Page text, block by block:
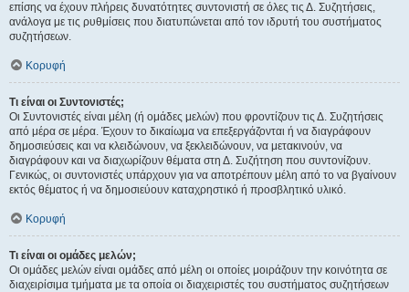
επίσης να έχουν πλήρεις δυνατότητες συντονιστή σε όλες τις Δ. Συζητήσεις,
ανάλογα με τις ρυθμίσεις που διατυπώνεται από τον ιδρυτή του συστήματος
συζητήσεων.
Κορυφή
Τι είναι οι Συντονιστές;
Οι Συντονιστές είναι μέλη (ή ομάδες μελών) που φροντίζουν τις Δ. Συζητήσεις
από μέρα σε μέρα. Έχουν το δικαίωμα να επεξεργάζονται ή να διαγράφουν
δημοσιεύσεις και να κλειδώνουν, να ξεκλειδώνουν, να μετακινούν, να
διαγράφουν και να διαχωρίζουν θέματα στη Δ. Συζήτηση που συντονίζουν.
Γενικώς, οι συντονιστές υπάρχουν για να αποτρέπουν μέλη από το να βγαίνουν
εκτός θέματος ή να δημοσιεύουν καταχρηστικό ή προσβλητικό υλικό.
Κορυφή
Τι είναι οι ομάδες μελών;
Οι ομάδες μελών είναι ομάδες από μέλη οι οποίες μοιράζουν την κοινότητα σε
διαχειρίσιμα τμήματα με τα οποία οι διαχειριστές του συστήματος συζητήσεων